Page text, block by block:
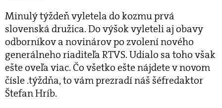
Minulý týždeň vyletela do kozmu prvá
slovenská družica. Do výšok vyleteli aj obavy
odborníkov a novinárov po zvolení nového
generálneho riaditeľa RTVS. Udialo sa toho však
ešte oveľa viac. Čo všetko ešte nájdete v novom
čísle .týždňa, to vám prezradí náš šéfredaktor
Štefan Hríb.